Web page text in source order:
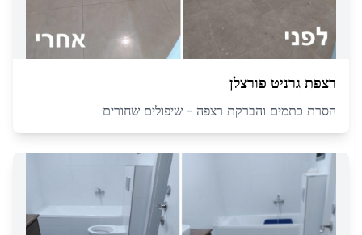
רצפת גרניט פורצלן
הסרת כתמים והברקת רצפה - שיפולים שחורים